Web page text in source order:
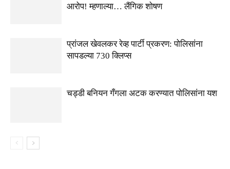
आरोप! म्हणाल्या… लैंगिक शोषण
प्रांजल खेवलकर रेव्ह पार्टी प्रकरण: पोलिसांना
सापडल्या 730 क्लिप्स
चड्डी बनियन गँगला अटक करण्यात पोलिसांना यश